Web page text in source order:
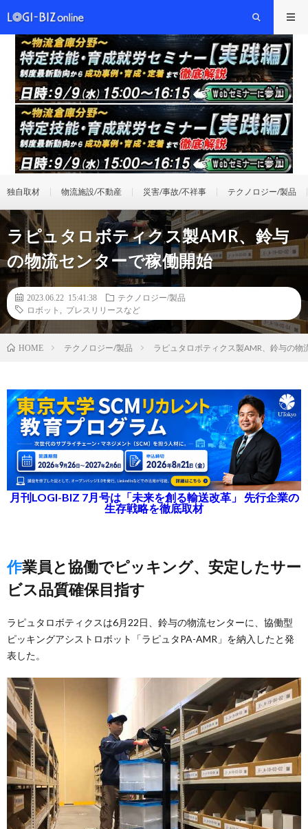
独自取材 物流施設/不動産 災害/事故/不祥事 テクノロジー/製品
ラピュタロボティクス製AMR、鈴与
の物流センターで稼働開始
2023.06.22 15:41:38
テクノロジー/製品
ロボット
プレスリリースなど
HOME テクノロジー/製品 ラピュタロボティクス製AMR、鈴与の物
月刊LOGI-BIZ 7月号は「未来を創る輸送改革」 先行企業の
生存戦略を徹底取材
作業員と協働でピッキング、安定したサー
ビス品質確保目指す
ラピュタロボティクスは6月22日、鈴与の物流センターに、協働型
ピッキングアシストロボット「ラピュタPA-AMR」を納入したと発
表した。